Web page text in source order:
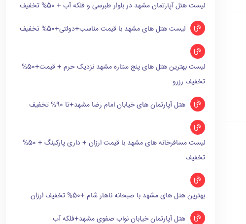
لیست هتل آپارتمان مشهد در بلوار طبرسی و فلکه آب + 50% تخفیف
لیست هتل های مشهد با قیمت مناسب+دولتی+50% تخفیف
لیست بهترین هتل های پنج ستاره مشهد نزدیک حرم + قیمت+50%
تخفیف رزرو
هتل آپارتمان های خیابان امام رضا مشهد+تا 90% تخفیف
لیست مسافرخانه های مشهد با قیمت ارزان + داری پارکینگ + 50%
تخفیف
بهترین هتل های مشهد با صبحانه ناهار شام +50% تخفیف ارزان
هتل آپارتمان خیابان نواب صفوی مشهد+فلکه آب